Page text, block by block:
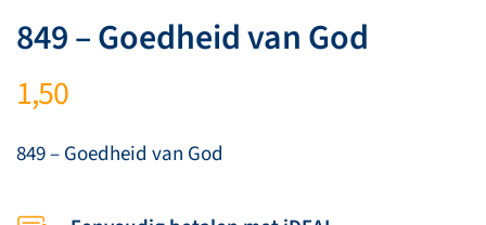
849 – Goedheid van God
1,50
849 – Goedheid van God